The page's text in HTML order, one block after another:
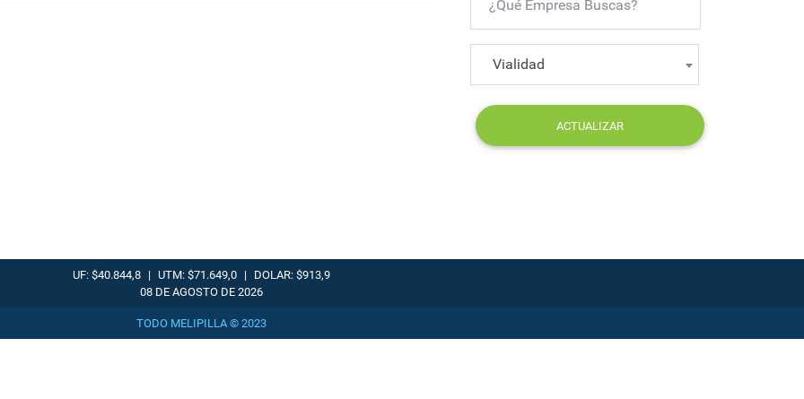
Vialidad
ACTUALIZAR
UF: $40.844,8 | UTM: $71.649,0 |
DOLAR: $913,9
08 DE AGOSTO DE 2026
TODO MELIPILLA © 2023